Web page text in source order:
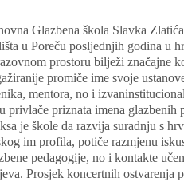
Glazbena škola Slavka
u Poreču posljednjih godina u
prostoru bilježi značajne
promiče ime svoje
mentora, no i
privlače priznata imena glazbenih
je škole da razvija suradnju s
im profila, potiče razmjenu
pedagogije, no i kontakte
Prosjek koncertnih ostvarenja